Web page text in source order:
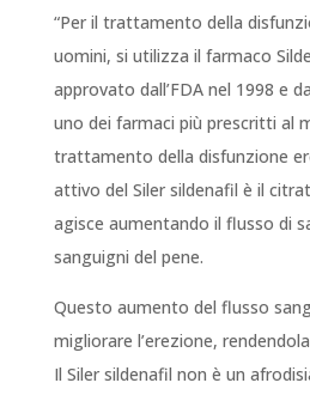
“Per il trattamento della
uomini, si utilizza il farmaco
approvato dall’FDA nel 1998 e
uno dei farmaci più prescritti al
trattamento della disfunzione
attivo del Siler sildenafil è il
agisce aumentando il flusso di
sanguigni del pene.
Questo aumento del flusso
migliorare l’erezione,
Il Siler sildenafil non è un